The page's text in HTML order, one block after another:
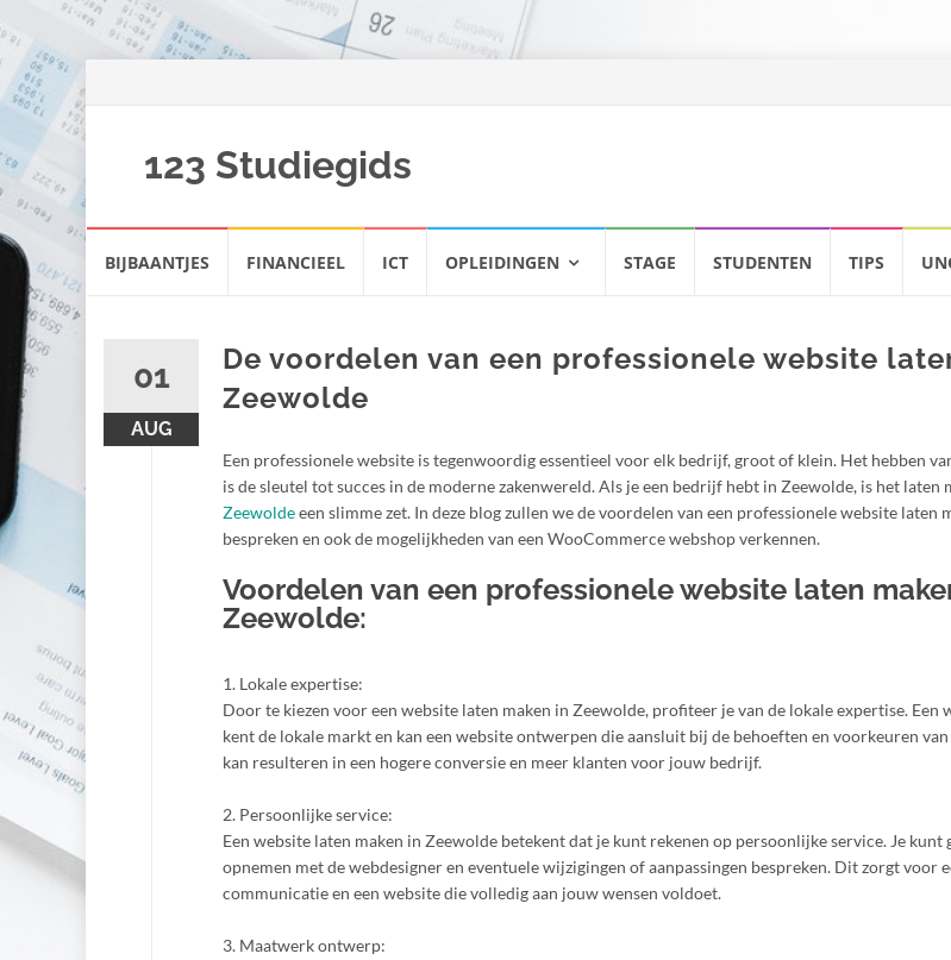
123 Studiegids
naarBIJBAANTJES FINANCIEEL ICT OPLEIDINGEN STAGE STUDENTEN TIPS
01
AUG
De voordelen van een professionele website
Zeewolde
Een professionele website is tegenwoordig essentieel voor elk bedrijf, groot of klein. Het hebben
is de sleutel tot succes in de moderne zakenwereld. Als je een bedrijf hebt in Zeewolde, is het laten
Zeewoldeeen slimme zet. In deze blog zullen we de voordelen van een professionele website laten
bespreken en ook de mogelijkheden van een WooCommerce webshop verkennen.
Voordelen van een professionele website laten
Zeewolde:
1. Lokale expertise:
Door te kiezen voor een website laten maken in Zeewolde, profiteer je van de lokale expertise. Een
kent de lokale markt en kan een website ontwerpen die aansluit bij de behoeften en voorkeuren
kan resulteren in een hogere conversie en meer klanten voor jouw bedrijf.
2. Persoonlijke service:
Een website laten maken in Zeewolde betekent dat je kunt rekenen op persoonlijke service. Je
opnemen met de webdesigner en eventuele wijzigingen of aanpassingen bespreken. Dit zorgt voor
communicatie en een website die volledig aan jouw wensen voldoet.
3. Maatwerk ontwerp: